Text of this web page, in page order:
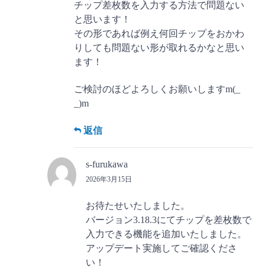
チップ差枚数を入力する方法で問題ない
と思います！
その形であれば例え何回チップをおかわ
りしても問題ない形が取れるかなと思い
ます！
ご検討のほどよろしくお願いしますm(_
_)m
返信
s-furukawa
2026年3月15日
お待たせいたしました。
バージョン3.18.3にてチップを差枚数で
入力できる機能を追加いたしました。
アップデート実施してご確認くださ
い！